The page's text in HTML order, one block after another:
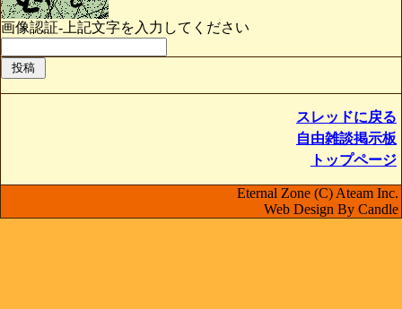
画像認証-上記文字を入力してください
スレッドに戻る
自由雑談掲示板
トップページ
Eternal Zone (C) Ateam Inc.
Web Design By Candle